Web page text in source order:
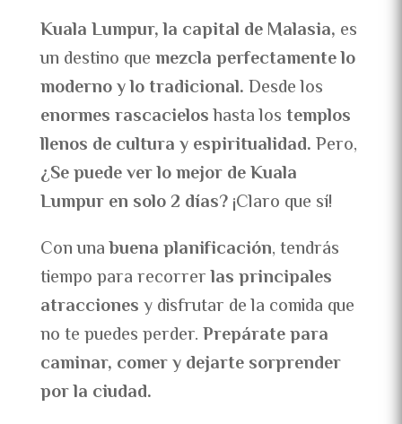
Kuala Lumpur, la capital de Malasia, es
un destino quemezcla perfectamente lo
moderno y lo tradicional.Desde los
enormes rascacieloshasta lostemplos
llenos de cultura y espiritualidad.Pero,
¿Se puede ver lo mejor de Kuala
Lumpur en solo 2 días?¡Claro que sí!
Con unabuena planificación, tendrás
tiempo para recorrerlas principales
atraccionesy disfrutar de la comida que
no te puedes perder.Prepárate para
caminar, comer y dejarte sorprender
por la ciudad.